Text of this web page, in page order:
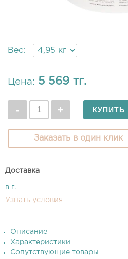
Вес:
Цена: 5 569 тг.
Заказать в один клик
Доставка
в г.
Узнать условия
Описание
Характеристики
Сопутствующие товары